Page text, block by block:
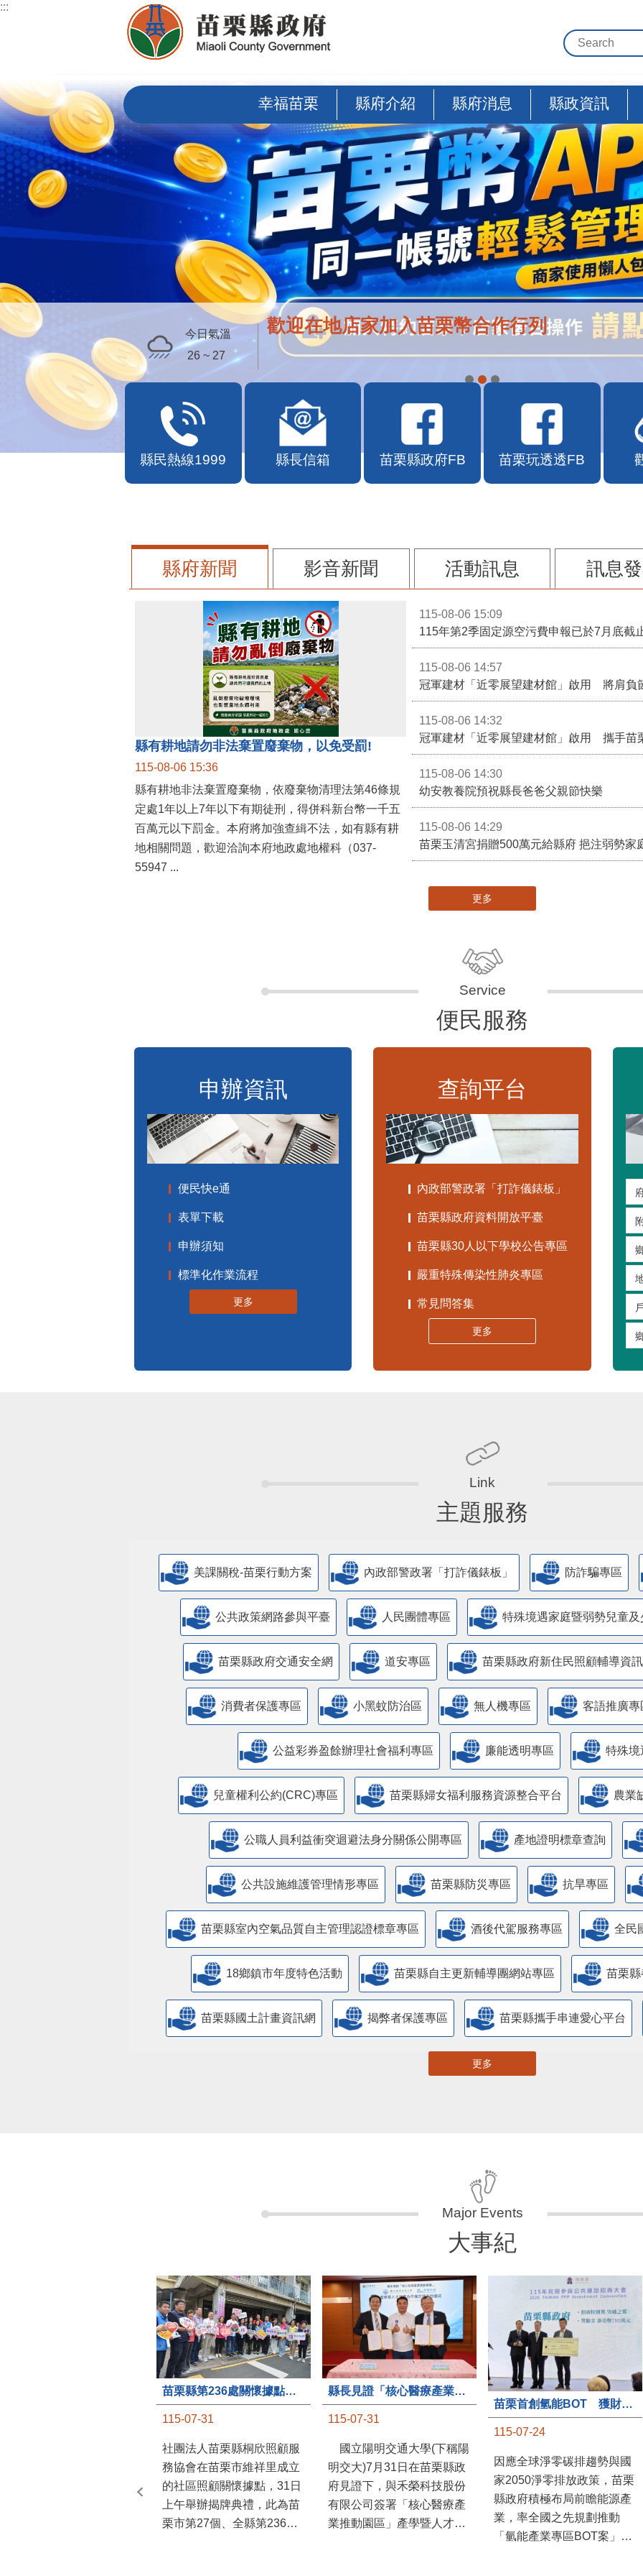
跳到主要內容區塊
:::
幸福苗栗 縣府介紹 縣府消息 縣政資訊
歡迎在地店家加入苗栗幣合作行列
今日氣溫
26 ~ 27
縣民熱線1999 縣長信箱 苗栗縣政府FB 苗栗玩透透FB
縣府新聞 影音新聞 活動訊息 訊息
縣有耕地請勿非法棄置廢棄物，以免受罰!
115-08-06 15:36
縣有耕地非法棄置廢棄物，依廢棄物清理法第46條規
定處1年以上7年以下有期徒刑，得併科新台幣一千五
百萬元以下罰金。本府將加強查緝不法，如有縣有耕
地相關問題，歡迎洽詢本府地政處地權科（037-
55947 ...
115-08-06 15:09
115-08-06 14:57
冠軍建材「近零展望建材館」啟用 將肩負
115-08-06 14:32
冠軍建材「近零展望建材館」啟用 攜手苗
115-08-06 14:30
幼安教養院預祝縣長爸爸父親節快樂
115-08-06 14:29
苗栗玉清宮捐贈500萬元給縣府 挹注弱勢家
更多
便民服務
申辦資訊
便民快e通
表單下載
申辦須知
標準化作業流程
更多
查詢平台
內政部警政署「打詐儀錶板」
苗栗縣政府資料開放平臺
苗栗縣30人以下學校公告專區
嚴重特殊傳染性肺炎專區
常見問答集
更多
主題服務
美課關稅-苗栗行動方案 內政部警政署「打詐儀錶板」 防詐騙專區
公共政策網路參與平臺 人民團體專區 特殊境遇家庭暨弱勢兒童
苗栗縣政府交通安全網 道安專區 苗栗縣政府新住民照顧輔導資
消費者保護專區 小黑蚊防治區 無人機專區 客語推廣專
公益彩券盈餘辦理社會福利專區 廉能透明專區 特殊境
兒童權利公約(CRC)專區 苗栗縣婦女福利服務資源整合平台 農業
公職人員利益衝突迴避法身分關係公開專區 產地證明標章查詢
​公共設施維護管理情形專區 苗栗縣防災專區 抗旱專區
苗栗縣室內空氣品質自主管理認證標章專區 酒後代駕服務專區 全民
18鄉鎮市年度特色活動 苗栗縣自主更新輔導團網站專區 苗栗
苗栗縣國土計畫資訊網 揭弊者保護專區 苗栗縣攜手串連愛心平台
更多
大事紀
苗栗縣第236處關懷據點在苗栗市維祥里揭牌
115-07-31
社團法人苗栗縣桐欣照顧服
務協會在苗栗市維祥里成立
的社區照顧關懷據點，31日
上午舉辦揭牌典禮，此為苗
栗市第27個、全縣第236處
縣長見證「核心醫療產業推動園區」產學合作簽約儀式
115-07-31
國立陽明交通大學(下稱陽
明交大)7月31日在苗栗縣政
府見證下，與禾榮科技股份
有限公司簽署「核心醫療產
業推動園區」產學暨人才培
苗栗首創氫能BOT 獲財政部「突破之翼」肯定
115-07-24
因應全球淨零碳排趨勢與國
家2050淨零排放政策，苗栗
縣政府積極布局前瞻能源產
業，率全國之先規劃推動
「氫能產業專區BOT案」，